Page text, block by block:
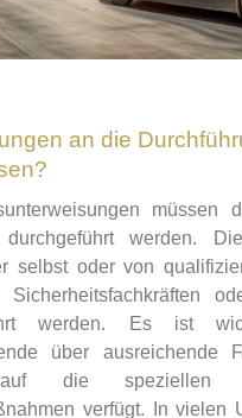
an die
müssen
durchgeführt werden.
selbst oder von
werden. Es ist
über ausreichende
die speziellen
verfügt. In vielen